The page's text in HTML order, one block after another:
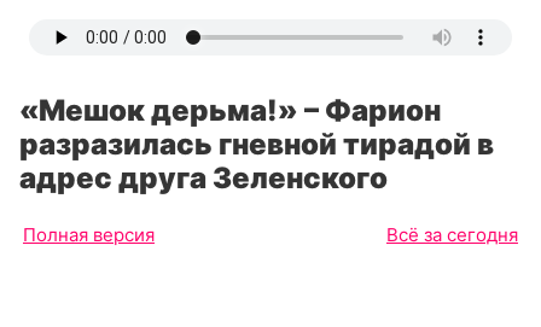
«Мешок дерьма!» – Фарион
разразилась гневной тирадой в
адрес друга Зеленского
Полная версия Всё за сегодня